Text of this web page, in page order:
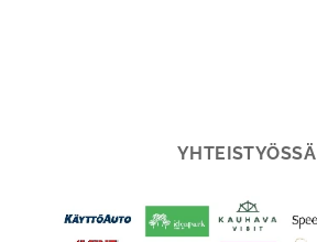
YHTEISTYÖSSÄ